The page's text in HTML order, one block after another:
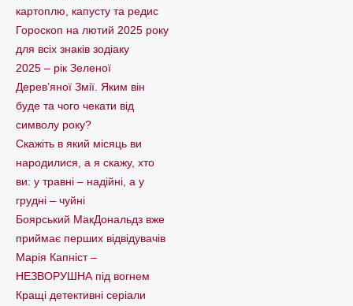
картоплю, капусту та редис
Гороскоп на лютий 2025 року
для всіх знаків зодіаку
2025 – рік Зеленої
Дерев’яної Змії. Яким він
буде та чого чекати від
символу року?
Скажіть в який місяць ви
народилися, а я скажу, хто
ви: у травні – надійні, а у
грудні – чуйні
Боярський МакДональдз вже
приймає перших відвідувачів
Марія Капніст –
НЕЗВОРУШНА під вогнем
Кращі детективні серіали